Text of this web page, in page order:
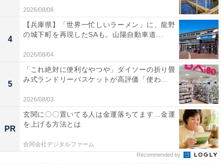
2026/08/06
4
【兵庫県】「世界一忙しいラーメン」に、龍野
の城下町を再現したSAも。山陽自動車道...
2026/08/04
5
「これ絶対に便利なやつや」ダイソーの折り畳
み式ランドリーバスケットが高評価「使わ...
2026/08/03
PR
玄関に〇〇置いてる人は金運落ちてます…金運
を上げる方法とは
合同会社デジタルファーム
Recommended by